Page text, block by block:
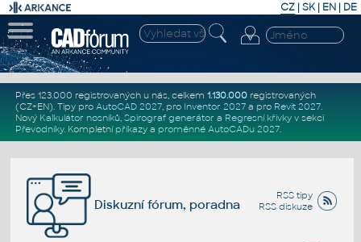
CZ | SK| EN | DE
Přes 123.000 registrovaných u nás, celkem 1.130.000registrovaných
(CZ+EN). Tipy pro AutoCAD 2027, pro Inventor 2027a pro Revit 2027.
Nový Kalkulátor nosníků, Spirograf generátor a Regresní křivkyv sekci
Převodníky. Kompletní příkazya proměnné AutoCADu 2027.
RSS tipy
RSS diskuze
Diskuzní fórum, poradna